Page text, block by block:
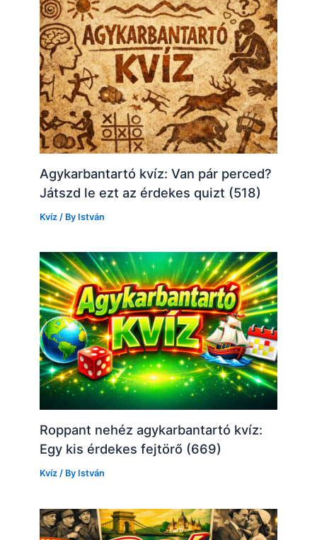
Agykarbantartó kvíz: Van pár perced?
Játszd le ezt az érdekes quizt (518)
Kvíz / By István
Roppant nehéz agykarbantartó kvíz:
Egy kis érdekes fejtörő (669)
Kvíz / By István